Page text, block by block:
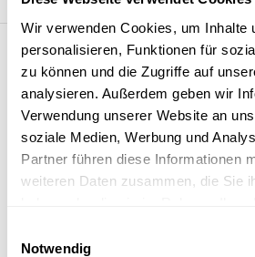
Wir verwenden Cookies, um Inhalte
personalisieren, Funktionen für
zu können und die Zugriffe auf
analysieren. Außerdem geben wir
Verwendung unserer Website an
soziale Medien, Werbung und
Partner führen diese Informationen
weiteren Daten zusammen, die Sie
Notwendig